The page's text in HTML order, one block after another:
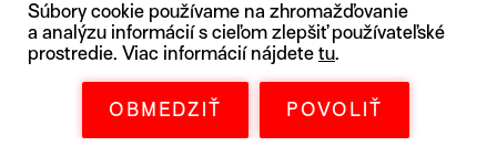
Súbory cookie používame na zhromažďovanie
a analýzu informácií s cieľom zlepšiť používateľské
prostredie. Viac informácií nájdete tu.
OBMEDZIŤ POVOLIŤ